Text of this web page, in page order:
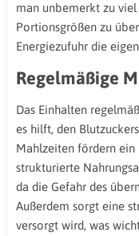
man unbemerkt zu
Portionsgrößen zu
Energiezufuhr die
Regelmäßige
Das Einhalten
es hilft, den
Mahlzeiten fördern ein
strukturierte
da die Gefahr des
Außerdem sorgt eine
versorgt wird, was